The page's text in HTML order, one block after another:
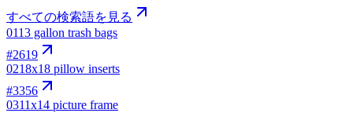
すべての検索語を見る
0113 gallon trash bags
#2619
0218x18 pillow inserts
#3356
0311x14 picture frame